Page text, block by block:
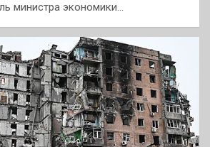
министра экономики…